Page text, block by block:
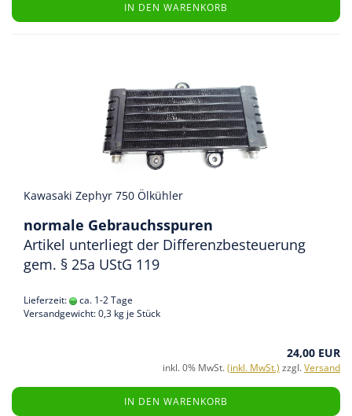
IN DEN WARENKORB
Kawasaki Zephyr 750 Ölkühler
normale Gebrauchsspuren
Artikel unterliegt der Differenzbesteuerung
gem. § 25a UStG 119
Lieferzeit:
ca. 1-2 Tage
Versandgewicht:0,3 kg je Stück
24,00 EUR
inkl. 0% MwSt.(inkl. MwSt.) zzgl.Versand
IN DEN WARENKORB